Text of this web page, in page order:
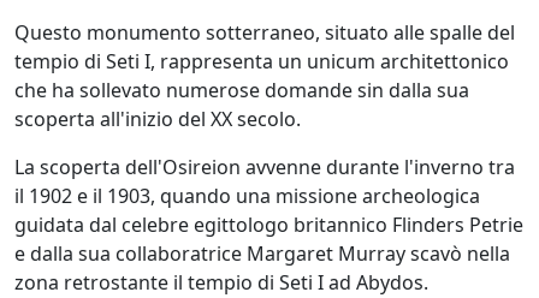
Questo monumento sotterraneo, situato alle spalle del
tempio di Seti I, rappresenta un unicum architettonico
che ha sollevato numerose domande sin dalla sua
scoperta all'inizio del XX secolo.
La scoperta dell'Osireion avvenne durante l'inverno tra
il 1902 e il 1903, quando una missione archeologica
guidata dal celebre egittologo britannico Flinders Petrie
e dalla sua collaboratrice Margaret Murray scavò nella
zona retrostante il tempio di Seti I ad Abydos.